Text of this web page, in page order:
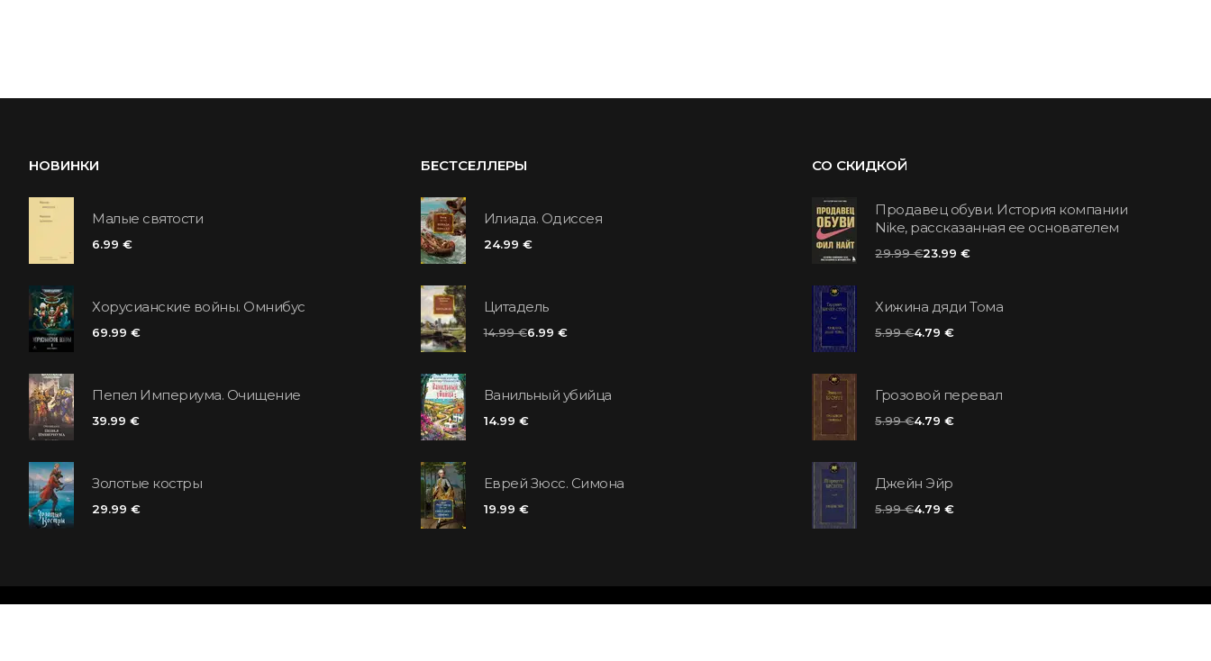
НОВИНКИ
Малые святости
6.99 €
Хорусианские войны. Омнибус
69.99 €
Пепел Империума. Очищение
39.99 €
Золотые костры
29.99 €
БЕСТСЕЛЛЕРЫ
Илиада. Одиссея
24.99 €
Цитадель
14.99 €6.99 €
Ванильный убийца
14.99 €
Еврей Зюсс. Симона
19.99 €
СО СКИДКОЙ
Продавец обуви. История компании
Nike, рассказанная ее основателем
29.99 €23.99 €
Хижина дяди Тома
5.99 €4.79 €
Грозовой перевал
5.99 €4.79 €
Джейн Эйр
5.99 €4.79 €